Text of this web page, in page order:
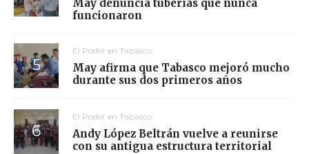
May denuncia tuberías que nunca
funcionaron
El Poder en Tabasco
May afirma que Tabasco mejoró mucho
durante sus dos primeros años
El Poder en Tabasco
Andy López Beltrán vuelve a reunirse
con su antigua estructura territorial